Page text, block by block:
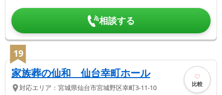
相談する
19
家族葬の仙和 仙台幸町ホール
対応エリア： 宮城県仙台市宮城野区幸町3-11-10 比較